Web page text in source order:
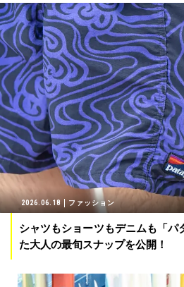
2026.06.18 ファッション
シャツもショーツもデニムも「パ
た大人の最旬スナップを公開！